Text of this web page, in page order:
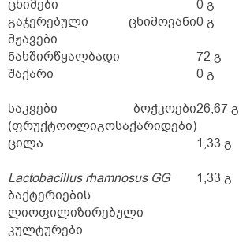
ცხიმები
გაჯერებული ცხიმოვანი
მჟავები
0 გ
0 გ
ნახშირწყალბადი
შაქარი
72 გ
0 გ
საკვები ბოჭკოები
(ფრუქტოოლიგოსაქარიდები)
26,67 გ
ცილა
1,33 გ
Lactobacillus rhamnosus GG
ბაქტერიების
ლიოფილიზირებული
კულტურები
1,33 გ